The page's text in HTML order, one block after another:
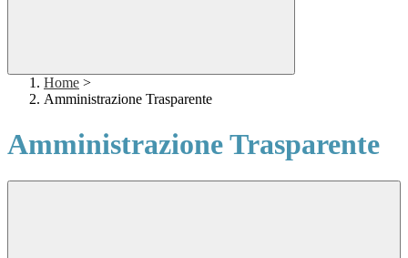
Home >
Amministrazione Trasparente
Amministrazione Trasparente